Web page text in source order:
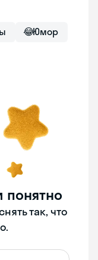
😂Юмор
понятно
так, что